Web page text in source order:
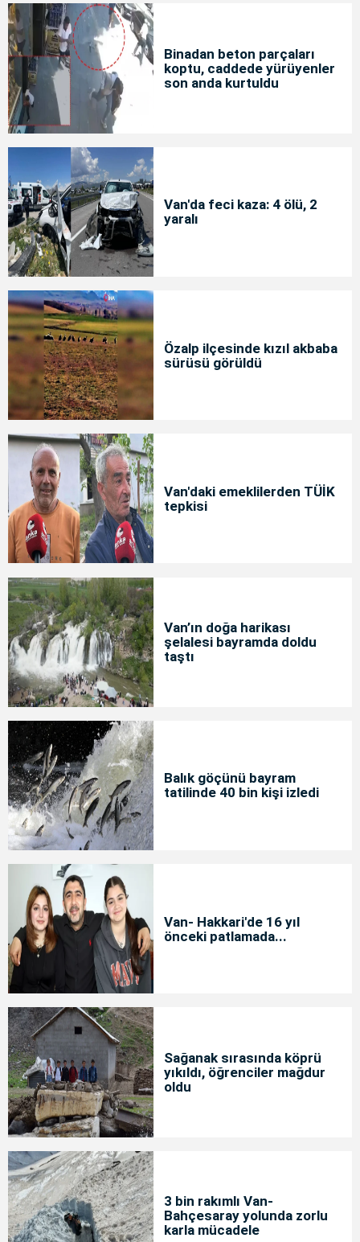
Binadan beton parçaları
koptu, caddede yürüyenler
son anda kurtuldu
Van'da feci kaza: 4 ölü, 2
yaralı
Özalp ilçesinde kızıl akbaba
sürüsü görüldü
Van'daki emeklilerden TÜİK
tepkisi
Van’ın doğa harikası
şelalesi bayramda doldu
taştı
Balık göçünü bayram
tatilinde 40 bin kişi izledi
Van- Hakkari'de 16 yıl
önceki patlamada...
Sağanak sırasında köprü
yıkıldı, öğrenciler mağdur
oldu
3 bin rakımlı Van-
Bahçesaray yolunda zorlu
karla mücadele